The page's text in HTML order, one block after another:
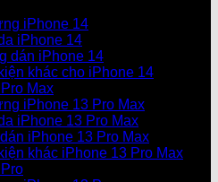
iPhone 14
iPhone 14
dán iPhone 14
khác cho iPhone 14
Max
iPhone 13 Pro Max
iPhone 13 Pro Max
iPhone 13 Pro Max
khác iPhone 13 Pro Max